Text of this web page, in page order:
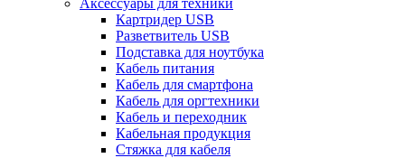
Аксессуары для техники
Картридер USB
Разветвитель USB
Подставка для ноутбука
Кабель питания
Кабель для смартфона
Кабель для оргтехники
Кабель и переходник
Кабельная продукция
Стяжка для кабеля